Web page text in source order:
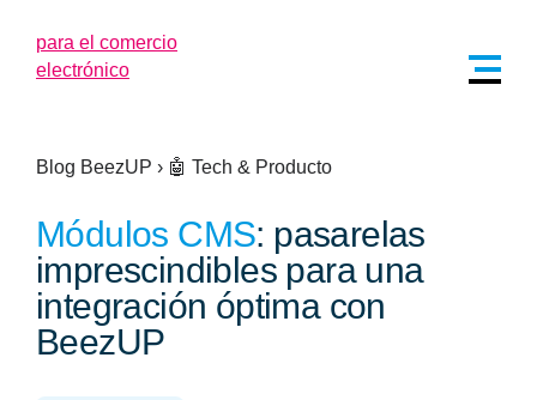
Blog BeezUP › 🤖 Tech & Producto
Módulos CMS: pasarelas
imprescindibles para una
integración óptima con
BeezUP